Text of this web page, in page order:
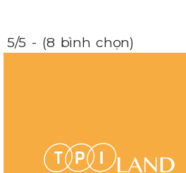
5/5 - (8 bình chọn)